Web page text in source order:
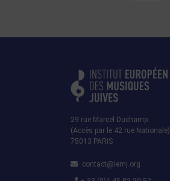
29 rue Marcel Duchamp
(Accès par le 42 rue Nationale)
75013 PARIS
contact@iemj.org